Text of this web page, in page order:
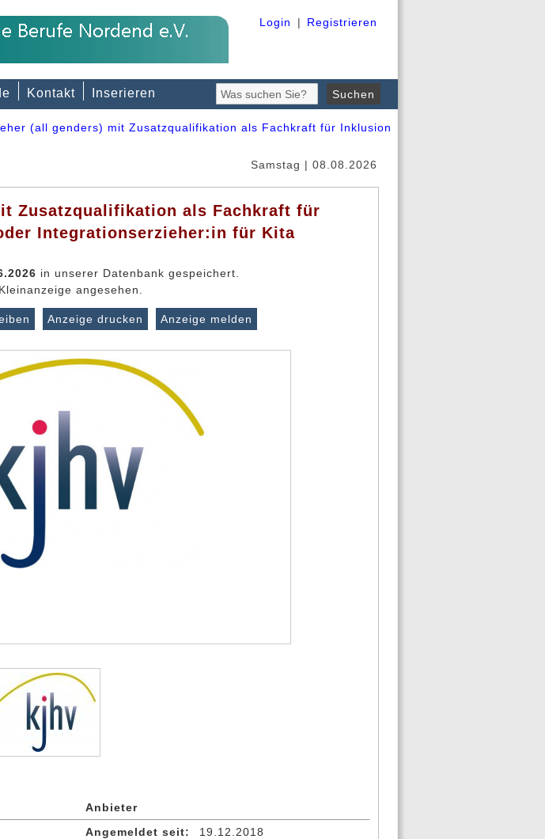
Login | Registrieren
Kontakt Inserieren
(all genders) mit Zusatzqualifikation als Fachkraft für Inklusion
Samstag | 08.08.2026
Zusatzqualifikation als Fachkraft für
Integrationserzieher:in für Kita
in unserer Datenbank gespeichert.
angesehen.
Anzeige drucken Anzeige melden
Anbieter
Angemeldet seit:
19.12.2018